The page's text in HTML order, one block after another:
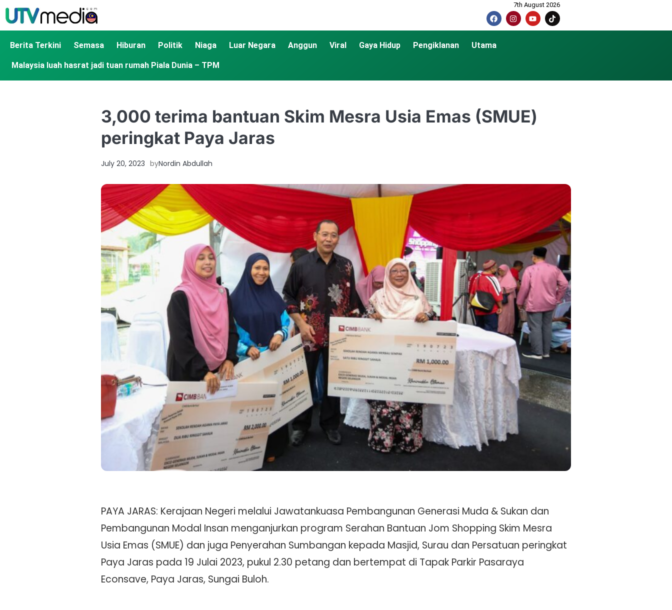
7th August 2026
Berita Terkini Semasa Hiburan Politik Niaga Luar Negara Anggun Viral Gaya Hidup Pengiklanan Utama
Malaysia luah hasrat jadi tuan rumah Piala Dunia – TPM
3,000 terima bantuan Skim Mesra Usia Emas (SMUE)
peringkat Paya Jaras
July 20, 2023 byNordin Abdullah
PAYA JARAS: Kerajaan Negeri melalui Jawatankuasa Pembangunan Generasi Muda & Sukan dan
Pembangunan Modal Insan menganjurkan program Serahan Bantuan Jom Shopping Skim Mesra
Usia Emas (SMUE) dan juga Penyerahan Sumbangan kepada Masjid, Surau dan Persatuan peringkat
Paya Jaras pada 19 Julai 2023, pukul 2.30 petang dan bertempat di Tapak Parkir Pasaraya
Econsave, Paya Jaras, Sungai Buloh.